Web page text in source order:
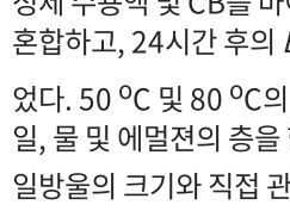
혼합하고, 24시간 후의
었다. 50 oC 및 80 oC
일, 물 및 에멀젼의 층
일방울의 크기와 직접